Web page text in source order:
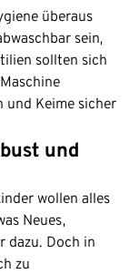
überaus
sein,
sollten sich
und Keime sicher
und
wollen alles
Neues,
dazu. Doch in
zu